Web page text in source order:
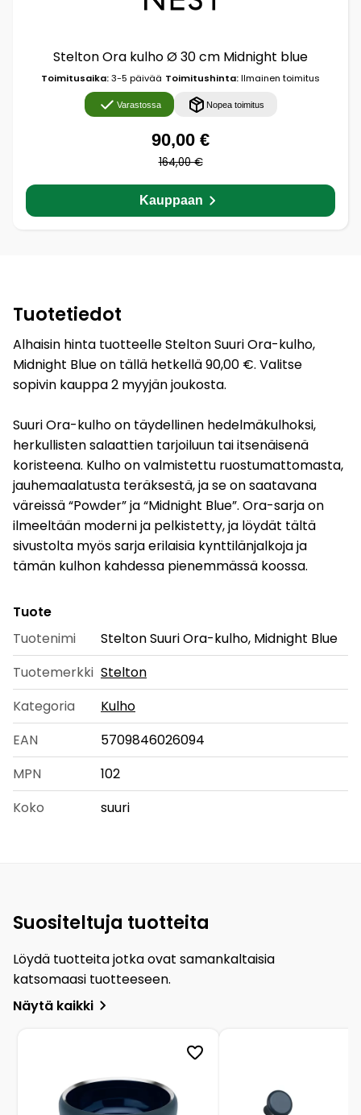
Stelton Ora kulho Ø 30 cm Midnight blue
Toimitusaika:3-5 päivää Toimitushinta:Ilmainen toimitus
Varastossa Nopea toimitus
90,00 €
164,00 €
Kauppaan
Tuotetiedot
Alhaisin hinta tuotteelle Stelton Suuri Ora-kulho,
Midnight Blue on tällä hetkellä 90,00 €. Valitse
sopivin kauppa 2 myyjän joukosta.
Suuri Ora-kulho on täydellinen hedelmäkulhoksi,
herkullisten salaattien tarjoiluun tai itsenäisenä
koristeena. Kulho on valmistettu ruostumattomasta,
jauhemaalatusta teräksestä, ja se on saatavana
väreissä “Powder” ja “Midnight Blue”. Ora-sarja on
ilmeeltään moderni ja pelkistetty, ja löydät tältä
sivustolta myös sarja erilaisia kynttilänjalkoja ja
tämän kulhon kahdessa pienemmässä koossa.
Tuote
Tuotenimi
Stelton Suuri Ora-kulho, Midnight Blue
Tuotemerkki Stelton
Kategoria
Kulho
EAN
5709846026094
MPN
102
Koko
suuri
Suositeltuja tuotteita
Löydä tuotteita jotka ovat samankaltaisia
katsomaasi tuotteeseen.
Näytä kaikki